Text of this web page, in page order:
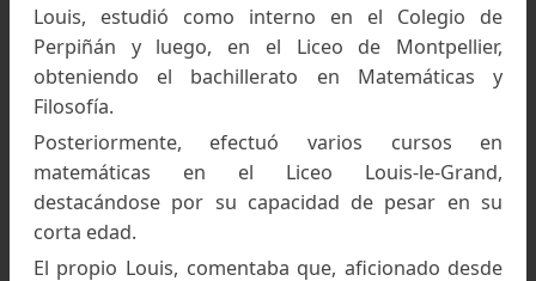
Louis Lliboutry, padre de la glaciologia chilena.